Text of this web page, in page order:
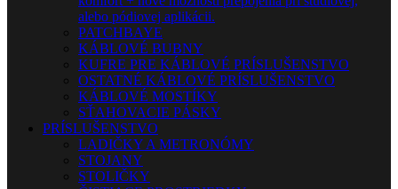
alebo pódiovej aplikácii.
PATCHBAYE
KÁBLOVÉ BUBNY
KUFRE PRE KÁBLOVÉ PRÍSLUŠENSTVO
OSTATNÉ KÁBLOVÉ PRÍSLUŠENSTVO
KÁBLOVÉ MOSTÍKY
SŤAHOVACIE PÁSKY
PRÍSLUŠENSTVO
LADIČKY A METRONÓMY
STOJANY
STOLIČKY